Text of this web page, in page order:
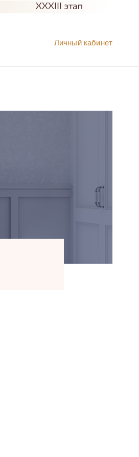
Личный кабинет